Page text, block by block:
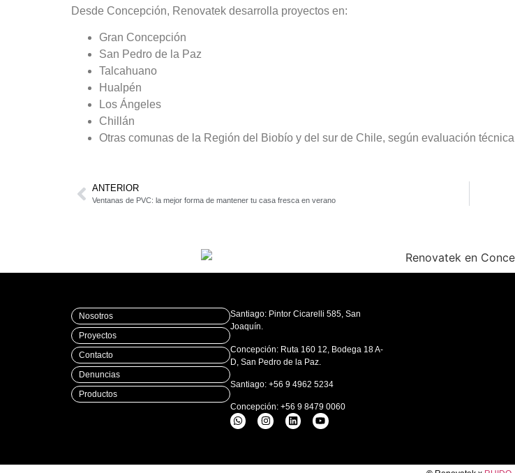
Desde Concepción, Renovatek desarrolla proyectos en:
Gran Concepción
San Pedro de la Paz
Talcahuano
Hualpén
Los Ángeles
Chillán
Otras comunas de la Región del Biobío y del sur de Chile, según evaluación técnica
ANTERIOR
Ventanas de PVC: la mejor forma de mantener tu casa fresca en verano
Nosotros
Proyectos
Contacto
Denuncias
Productos
Santiago: Pintor Cicarelli 585, San
Joaquín.
Concepción: Ruta 160 12, Bodega 18 A-
D, San Pedro de la Paz.
Santiago: +56 9 4962 5234
Concepción: +56 9 8479 0060